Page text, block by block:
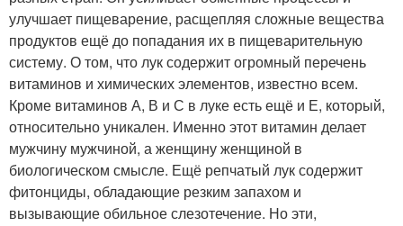
улучшает пищеварение, расщепляя сложные вещества
продуктов ещё до попадания их в пищеварительную
систему. О том, что лук содержит огромный перечень
витаминов и химических элементов, известно всем.
Кроме витаминов А, В и С в луке есть ещё и Е, который,
относительно уникален. Именно этот витамин делает
мужчину мужчиной, а женщину женщиной в
биологическом смысле. Ещё репчатый лук содержит
фитонциды, обладающие резким запахом и
вызывающие обильное слезотечение. Но эти,